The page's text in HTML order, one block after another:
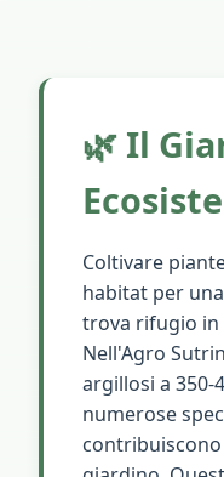
🌿 Il
Coltivare
habitat per
trova rifugio in
Nell'Agro
argillosi a
numerose